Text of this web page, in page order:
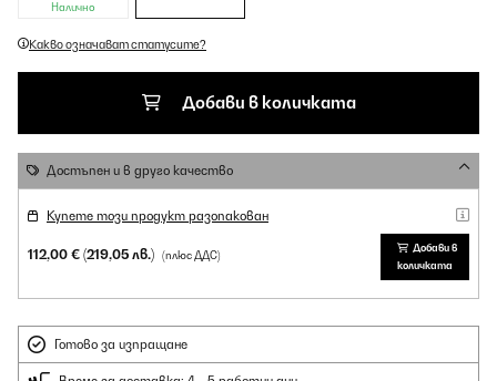
Налично
Какво означават статусите?
Добави в количката
Достъпен и в друго качество
Купете този продукт разопакован
112,00 € (219,05 лв.) (плюс ДДС)
Добави в
количката
Готово за изпращане